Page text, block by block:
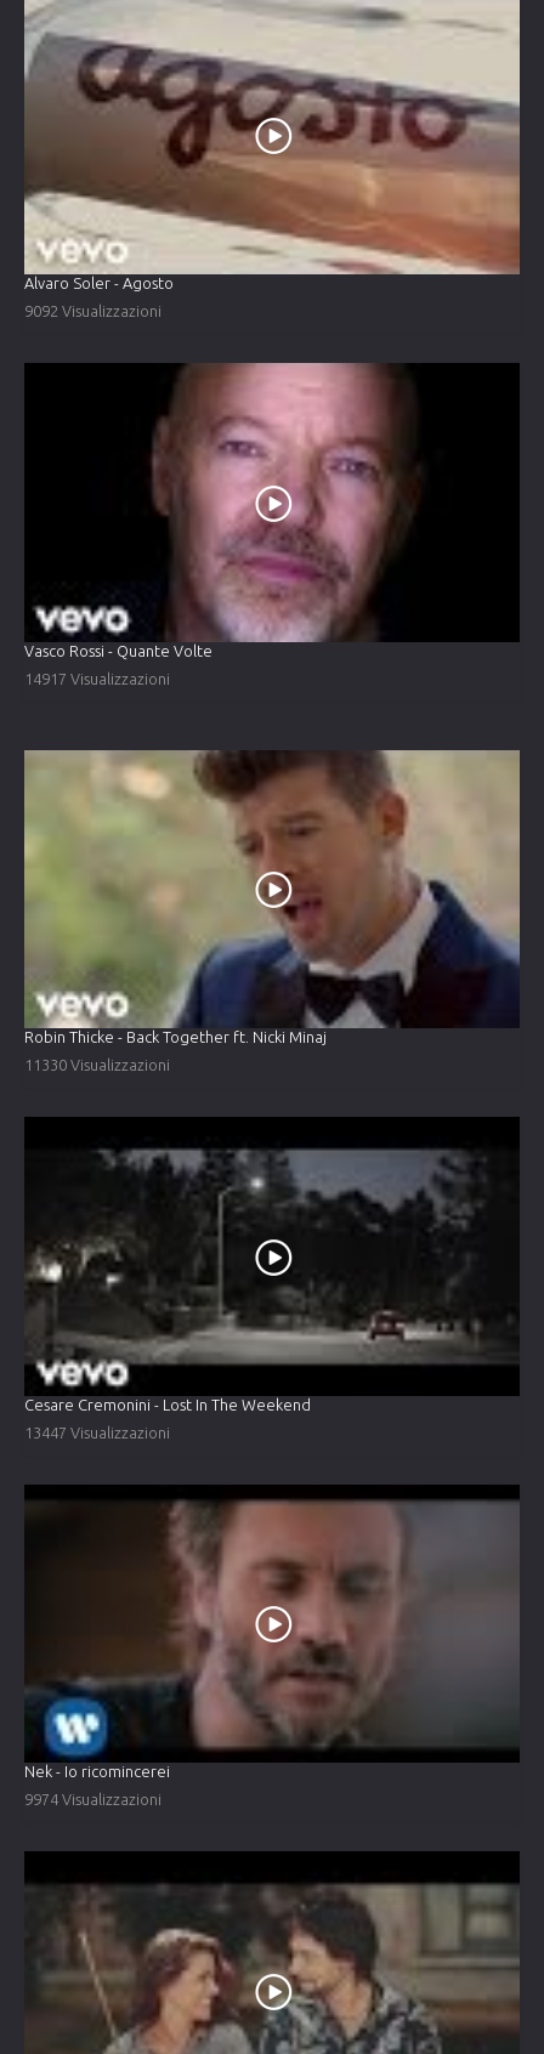
Alvaro Soler - Agosto
9092 Visualizzazioni
Vasco Rossi - Quante Volte
14917 Visualizzazioni
Robin Thicke - Back Together ft. Nicki Minaj
11330 Visualizzazioni
Cesare Cremonini - Lost In The Weekend
13447 Visualizzazioni
Nek - Io ricomincerei
9974 Visualizzazioni